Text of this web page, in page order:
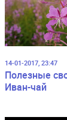
14-01-2017, 23:47
Полезные
Иван-чай